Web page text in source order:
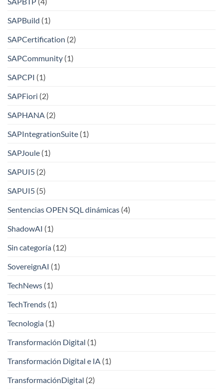
SAPBuild (1)
SAPCertification (2)
SAPCommunity (1)
SAPCPI (1)
SAPFiori (2)
SAPHANA (2)
SAPIntegrationSuite (1)
SAPJoule (1)
SAPUI5 (2)
SAPUI5 (5)
Sentencias OPEN SQL dinámicas (4)
ShadowAI (1)
Sin categoría (12)
SovereignAI (1)
TechNews (1)
TechTrends (1)
Tecnologia (1)
Transformación Digital (1)
Transformación Digital e IA (1)
TransformaciónDigital (2)